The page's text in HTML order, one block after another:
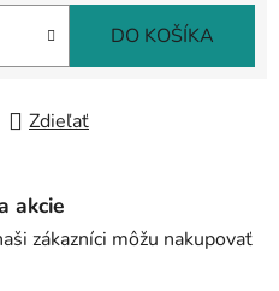
DO KOŠÍKA
Zdieľať
akcie
zákazníci môžu nakupovať